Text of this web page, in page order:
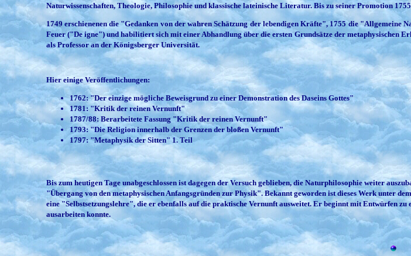
Naturwissenschaften, Theologie, Philosophie und klassische lateinische Literatur. Bis zu seiner Promotion
1749 erschienenen die "Gedanken von der wahren Schätzung der lebendigen Kräfte", 1755 die
Feuer ("De igne") und habilitiert sich mit einer Abhandlung über die ersten Grundsätze der metaphysischen
als Professor an der Königsberger Universität.
Hier einige Veröffentlichungen:
1762: "Der einzige mögliche Beweisgrund zu einer Demonstration des Daseins Gottes"
1781: "Kritik der reinen Vernunft"
1787/88: Berarbeitete Fassung "Kritik der reinen Vernunft"
1793: "Die Religion innerhalb der Grenzen der bloßen Vernunft"
1797: "Metaphysik der Sitten" 1. Teil
Bis zum heutigen Tage unabgeschlossen ist dagegen der Versuch geblieben, die Naturphilosophie weiter
"Übergang von den metaphysischen Anfangsgründen zur Physik". Bekannt geworden ist dieses Werk unter
eine "Selbstsetzungslehre", die er ebenfalls auf die praktische Vernunft ausweitet. Er beginnt mit Entwürfen
ausarbeiten konnte.